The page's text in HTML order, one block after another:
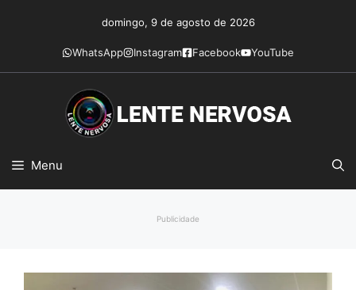
conteúdo
domingo, 9 de agosto de 2026
WhatsApp Instagram Facebook YouTube
Menu
Publicidade